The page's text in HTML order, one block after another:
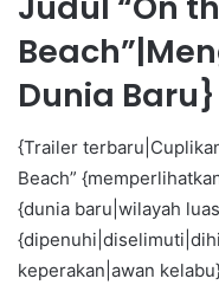
Dunia Baru}
{Trailer
Beach”
{dunia baru|wilayah
keperakan|awan